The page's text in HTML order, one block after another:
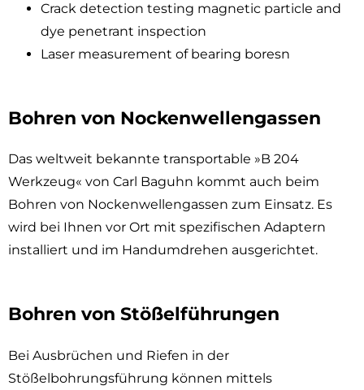
Crack detection testing magnetic particle and
dye penetrant inspection
Laser measurement of bearing boresn
Bohren von Nockenwellengassen
Das weltweit bekannte transportable »B 204
Werkzeug« von Carl Baguhn kommt auch beim
Bohren von Nockenwellengassen zum Einsatz. Es
wird bei Ihnen vor Ort mit spezifischen Adaptern
installiert und im Handumdrehen ausgerichtet.
Bohren von Stößelführungen
Bei Ausbrüchen und Riefen in der
Stößelbohrungsführung können mittels